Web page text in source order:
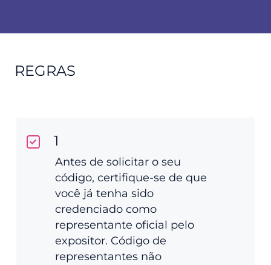
REGRAS
1
Antes de solicitar o seu
código, certifique-se de que
você já tenha sido
credenciado como
representante oficial pelo
expositor. Código de
representantes não